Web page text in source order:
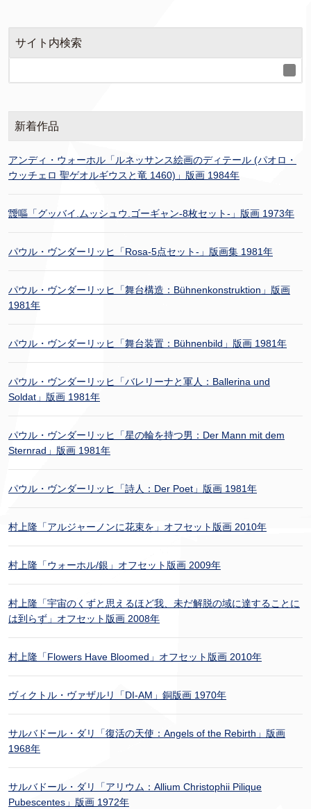
サイト内検索
新着作品
アンディ・ウォーホル「ルネッサンス絵画のディテール (パオロ・
ウッチェロ 聖ゲオルギウスと竜 1460)」版画 1984年
靉嘔「グッバイ.ムッシュウ.ゴーギャン-8枚セット-」版画 1973年
パウル・ヴンダーリッヒ「Rosa-5点セット-」版画集 1981年
パウル・ヴンダーリッヒ「舞台構造：Bühnenkonstruktion」版画
1981年
パウル・ヴンダーリッヒ「舞台装置：Bühnenbild」版画 1981年
パウル・ヴンダーリッヒ「バレリーナと軍人：Ballerina und
Soldat」版画 1981年
パウル・ヴンダーリッヒ「星の輪を持つ男：Der Mann mit dem
Sternrad」版画 1981年
パウル・ヴンダーリッヒ「詩人：Der Poet」版画 1981年
村上隆「アルジャーノンに花束を」オフセット版画 2010年
村上隆「ウォーホル/銀」オフセット版画 2009年
村上隆「宇宙のくずと思えるほど我、未だ解脱の域に達することに
は到らず」オフセット版画 2008年
村上隆「Flowers Have Bloomed」オフセット版画 2010年
ヴィクトル・ヴァザルリ「DI-AM」銅版画 1970年
サルバドール・ダリ「復活の天使：Angels of the Rebirth」版画
1968年
サルバドール・ダリ「アリウム：Allium Christophii Pilique
Pubescentes」版画 1972年